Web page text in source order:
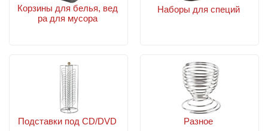
Корзины для белья, вед
ра для мусора
Наборы для специй
Подставки под CD/DVD Разное